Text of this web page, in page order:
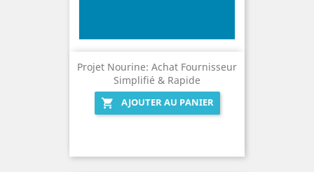
Projet Nourine: Achat Fournisseur
Simplifié & Rapide

AJOUTER AU PANIER